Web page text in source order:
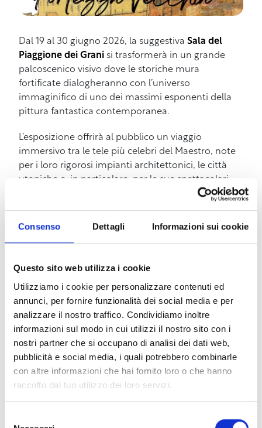
Consenso Dettagli Informazioni sui cookie
Questo sito web utilizza i cookie
Utilizziamo i cookie per personalizzare contenuti ed
annunci, per fornire funzionalità dei social media e per
analizzare il nostro traffico. Condividiamo inoltre
informazioni sul modo in cui utilizzi il nostro sito con i
nostri partner che si occupano di analisi dei dati web,
pubblicità e social media, i quali potrebbero combinarle
con altre informazioni che hai fornito loro o che hanno
raccolto dal tuo utilizzo dei loro servizi.
Dal 19 al 30 giugno 2026, la suggestiva Sala del
Piaggione dei Grani si trasformerà in un grande
palcoscenico visivo dove le storiche mura
fortificate dialogheranno con l’universo
immaginifico di uno dei massimi esponenti della
pittura fantastica contemporanea.
L’esposizione offrirà al pubblico un viaggio
immersivo tra le tele più celebri del Maestro, note
per i loro rigorosi impianti architettonici, le città
utopiche e, in particolare, per le sue spettacolari
battaglie mitologiche. Cavalieri senza tempo,
creature leggendarie e atmosfere oniriche
animeranno lo spazio, trasportando i visitatori in
serie limitata di litografie
proprio la Fortezza Vecchia. Commissionate
appositamente dalla Galleria Fidanda, queste
opere inedite mostrano il celebre monumento
livornese reinterpretato attraverso lo stile
inconfondibile del Maestro, rendendo omaggio al
profondo legame tra l’artista e la città labronica.
L’inaugurazione ufficiale si terràvenerdì 19 giugno
alle ore 18:00, alla presenza dell’artista e degli